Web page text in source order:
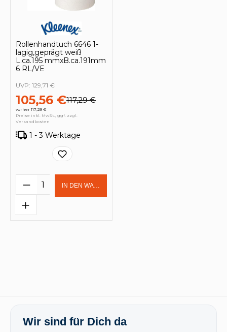
Rollenhandtuch 6646 1-
lagig,geprägt weiß
L.ca.195 mmxB.ca.191mm
6 RL/VE
105,56 €117,29 €
vorher 117,29 €
UVP: 129,71 €
Preise inkl. MwSt., ggf. zzgl.
Versandkosten
1 - 3 Werktage
Produkt Anzahl: Gib den
IN DEN WARENKORB
Wir sind für Dich da